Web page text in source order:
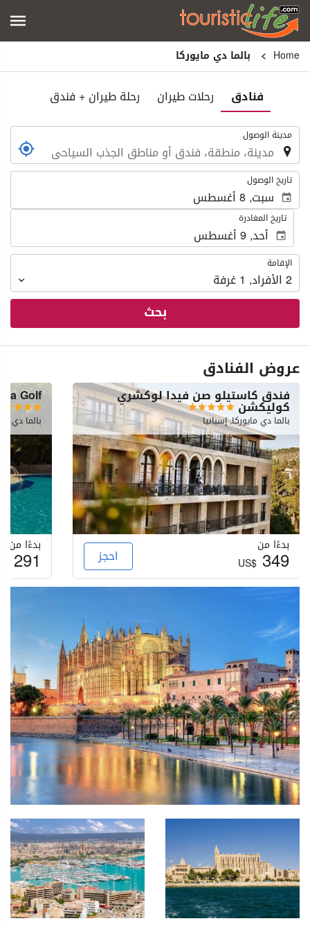
Home بالما دي مايوركا
فنادق رحلات طيران رحلة طيران + فندق
. مدينة الوصول
. تاريخ الوصول
تاريخ المغادرة
الإقامة
الإقامة
2 الأفراد,
1غرفة
بحث
عروض الفنادق
فندق كاستيلو صن فيدا لوكشري
كوليكشن
بالما دي مايوركا, إسبانيا
بدءًا من
US$349 احجز
Golf
بالما دي
بدءًا من
291